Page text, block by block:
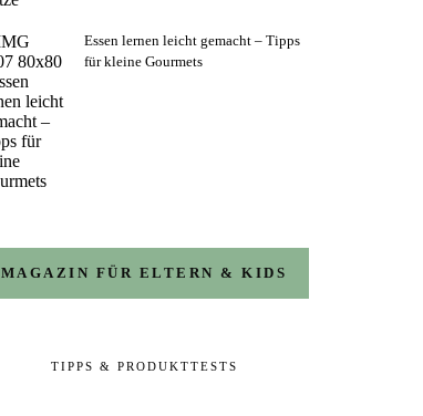
Essen lernen leicht gemacht – Tipps
für kleine Gourmets
MAGAZIN FÜR ELTERN & KIDS
TIPPS & PRODUKTTESTS